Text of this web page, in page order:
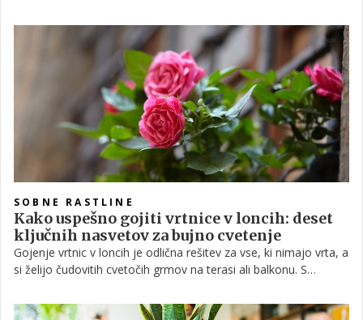
vzgoje kumar, ki temelji na dvignjenih gredah in mrežasti opori
ter močno olajša nego rastlin.
SOBNE RASTLINE
Kako uspešno gojiti vrtnice v loncih: deset
ključnih nasvetov za bujno cvetenje
Gojenje vrtnic v loncih je odlična rešitev za vse, ki nimajo vrta, a
si želijo čudovitih cvetočih grmov na terasi ali balkonu. S
uspevajo enako lepo kot na prostem.